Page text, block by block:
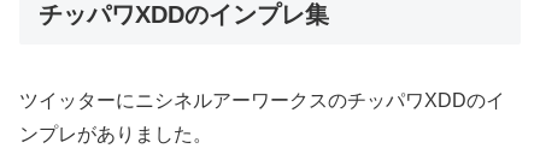
チッパワXDDのインプレ集
ツイッターにニシネルアーワークスのチッパワXDDのイ
ンプレがありました。